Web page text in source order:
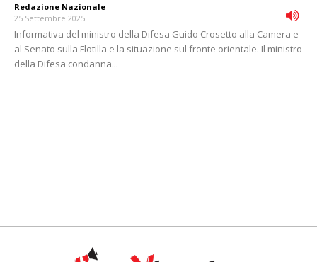
Redazione Nazionale -
25 Settembre 2025
Informativa del ministro della Difesa Guido Crosetto alla Camera e
al Senato sulla Flotilla e la situazione sul fronte orientale. Il ministro
della Difesa condanna...